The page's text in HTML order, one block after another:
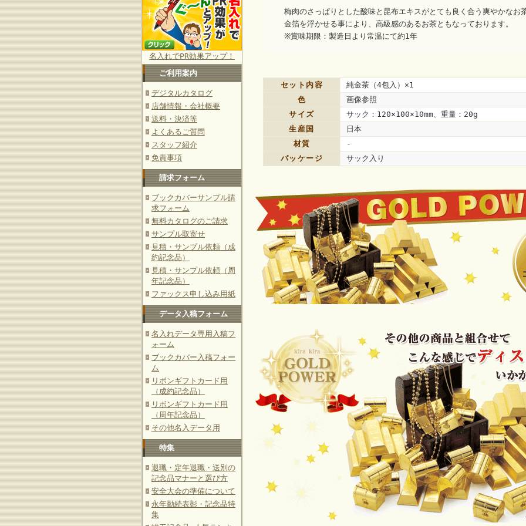
名入れでPR効果アップ！
ご利用案内
デジタルカタログ
店舗情報・会社概要
送料・決済等
よくあるご質問
スタッフ紹介
免責事項
請求フォーム
ブックカバーサンプル請
求フォーム
無料カタログのご請求
サンプル取寄せ
見積・サンプル依頼（成
約記念品）
見積・サンプル依頼（周
年記念品）
ファックス申し込み用紙
データ入稿フォーム
名入れデータ専用入稿フ
ォーム
ブックカバー入稿フォー
ム
リボンギフトカード用
（成約記念品）
リボンギフトカード用
（周年記念品）
その他名入データ用
特集
退職・定年退職・送別の
記念品マナーと選び方
安全大会の準備について
永年勤続表彰・記念品特
集
梅肉のさっぱりとした酸味と昆布エキスがとても良く合う爽やかなお
金箔を浮かせる事により、高級感のあるお茶ともなっております。
※賞味期限：製造日より常温にて約1年
セット内容
純金茶（4包入）×1
色
画像参照
サイズ
サック：120×100×10mm、重量：20g
生産国
日本
材質
-
パッケージ
サック入り